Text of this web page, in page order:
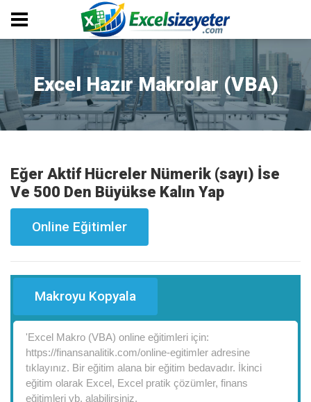
Excel Hazır Makrolar (VBA)
Eğer Aktif Hücreler Nümerik (sayı) İse
Ve 500 Den Büyükse Kalın Yap
Online Eğitimler
Makroyu Kopyala